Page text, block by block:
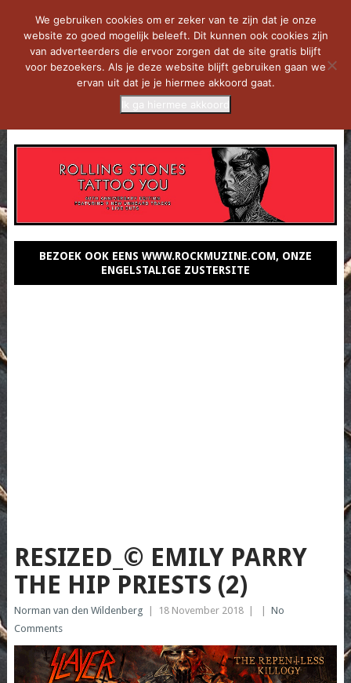
BEZOEK OOK EENS WWW.ROCKMUZINE.COM, ONZE
ENGELSTALIGE ZUSTERSITE
RESIZED_© EMILY PARRY
THE HIP PRIESTS (2)
Norman van den Wildenberg 18 November 2018
No
Comments
We gebruiken cookies om er zeker van te zijn dat je onze
website zo goed mogelijk beleeft. Dit kunnen ook cookies zijn
van adverteerders die ervoor zorgen dat de site gratis blijft
voor bezoekers. Als je deze website blijft gebruiken gaan we
ervan uit dat je je hiermee akkoord gaat.
Ik ga hiermee akkoord